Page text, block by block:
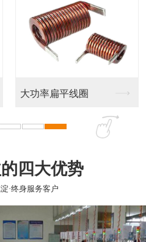
大功率扁平线圈
四大优势
·终身服务客户